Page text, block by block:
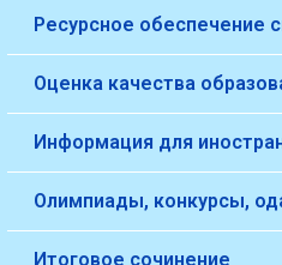
Ресурсное обеспечение
Оценка качества
Информация для
Олимпиады, конкурсы,
Итоговое сочинение